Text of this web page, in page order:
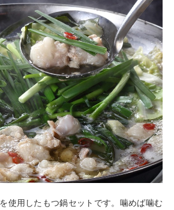
使用したもつ鍋セットです。噛めば噛む